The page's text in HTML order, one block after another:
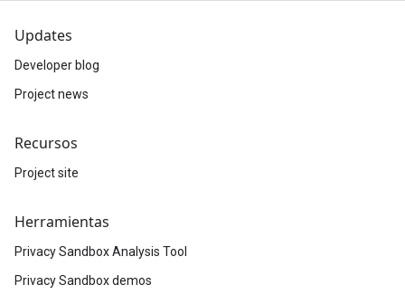
Updates
Developer blog
Project news
Recursos
Project site
Herramientas
Privacy Sandbox Analysis Tool
Privacy Sandbox demos